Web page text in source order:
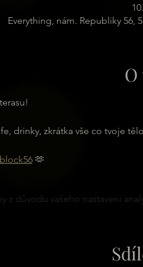
Everything, nám. Republiky 56,
drinky, zkrátka vše co tvoje
🫶
z důvodu vašeho nastavení